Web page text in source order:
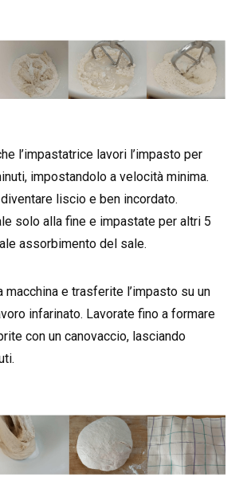
l’impastatrice lavori l’impasto per
impostandolo a velocità minima.
liscio e ben incordato.
solo alla fine e impastate per altri 5
assorbimento del sale.
macchina e trasferite l’impasto su un
infarinato. Lavorate fino a formare
con un canovaccio, lasciando